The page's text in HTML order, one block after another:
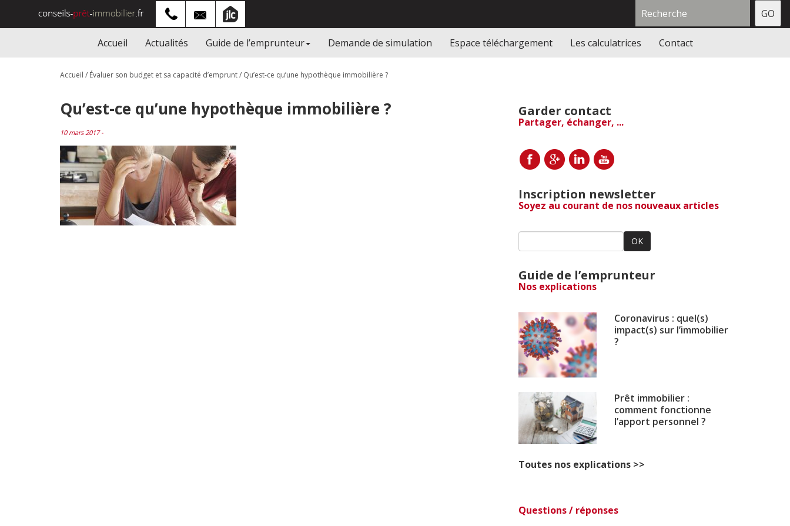
Accueil Actualités Guide de l’emprunteur Demande de simulation Espace téléchargement Les calculatrices Contact
Accueil / Évaluer son budget et sa capacité d’emprunt/ Qu’est-ce qu’une hypothèque immobilière ?
Qu’est-ce qu’une hypothèque immobilière ?
10 mars 2017 -
Garder contact
Partager, échanger, ...
Inscription newsletter
Soyez au courant de nos nouveaux articles
OK
Guide de l’emprunteur
Nos explications
Coronavirus : quel(s)
impact(s) sur l’immobilier
?
Prêt immobilier :
comment fonctionne
l’apport personnel ?
Toutes nos explications >>
Questions / réponses